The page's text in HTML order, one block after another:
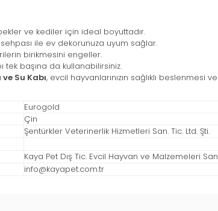
ve kediler için ideal boyuttadır.
ile ev dekorunuza uyum sağlar.
birikmesini engeller.
tek başına da kullanabilirsiniz.
Su Kabı, evcil hayvanlarınızın sağlıklı
Eurogold
Çin
Şentürkler Veterinerlik Hizmetleri San. Tic. Ltd. Şti.
Kaya Pet Dış Tic. Evcil Hayvan ve Malzemeleri
info@kayapet.com.tr